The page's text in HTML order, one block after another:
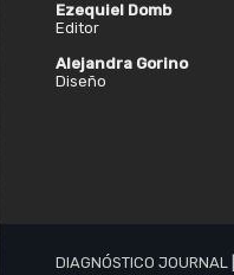
Ezequiel Domb
Editor
Alejandra Gorino
Diseño
DIAGNÓSTICO